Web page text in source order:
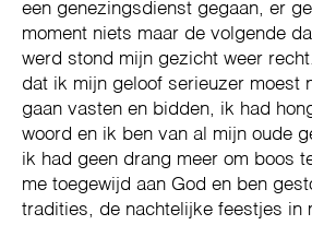
een genezingsdienst gegaan, er
moment niets maar de volgende
werd stond mijn gezicht weer
dat ik mijn geloof serieuzer moest
gaan vasten en bidden, ik had
woord en ik ben van al mijn oude
ik had geen drang meer om boos
me toegewijd aan God en ben
tradities, de nachtelijke feestjes in